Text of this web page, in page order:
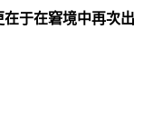
于在窘境中再次出